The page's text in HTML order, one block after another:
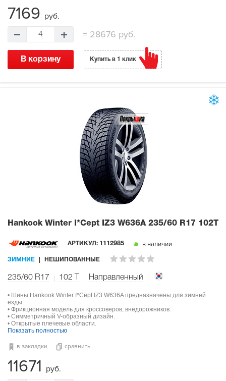
7169 руб.
4 =28676 руб.
В корзину Купить в 1 клик
Hankook Winter I*Cept IZ3 W636A 235/60 R17 102T
АРТИКУЛ: 1112985 в наличии
ЗИМНИЕ НЕШИПОВАННЫЕ
235/60 R17 102 Направленный
• Шины Hankook Winter I*Cept IZ3 W636A предназначены для зимней
езды.
• Фрикционная модель для кроссоверов, внедорожников.
• Симметричный V-образный дизайн.
• Открытые плечевые области.
Показать полностью
в закладки сравнить
11671 руб.